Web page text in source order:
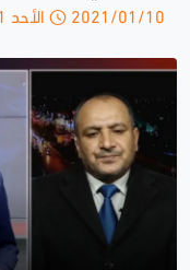
2021/01/10 الأحد 11:31 ص